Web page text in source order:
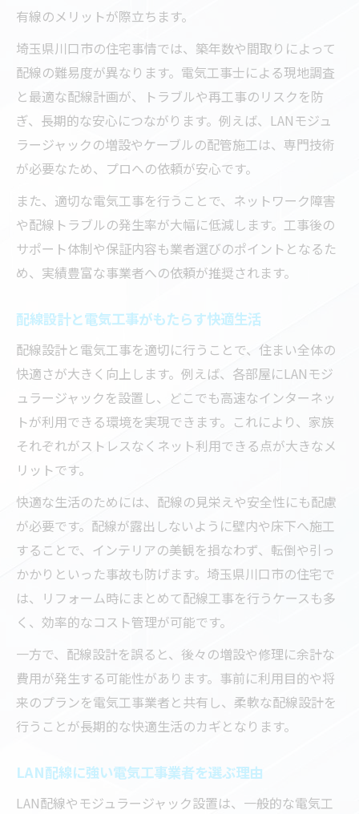
納得できる電気工事費用を選ぶコツ
電気工事の費用比較で後悔しない選択を
見積もり時に重要な電気工事費用のポイン
ト
電気工事費用の落とし穴と回避策
配線作業時に注意したい現場のコツ
ント
配線作業時に大切な電気工事の基礎知識
電気工事士が教える現場作業の注意点
電気工事で防げる配線トラブルの回避法
有線のメリットが際立ちます。
埼玉県川口市の住宅事情では、築年数や間取りによって
配線の難易度が異なります。電気工事士による現地調査
と最適な配線計画が、トラブルや再工事のリスクを防
ぎ、長期的な安心につながります。例えば、LANモジュ
ラージャックの増設やケーブルの配管施工は、専門技術
が必要なため、プロへの依頼が安心です。
また、適切な電気工事を行うことで、ネットワーク障害
や配線トラブルの発生率が大幅に低減します。工事後の
サポート体制や保証内容も業者選びのポイントとなるた
め、実績豊富な事業者への依頼が推奨されます。
配線設計と電気工事がもたらす快適生活
配線設計と電気工事を適切に行うことで、住まい全体の
快適さが大きく向上します。例えば、各部屋にLANモジ
ュラージャックを設置し、どこでも高速なインターネッ
トが利用できる環境を実現できます。これにより、家族
それぞれがストレスなくネット利用できる点が大きなメ
リットです。
快適な生活のためには、配線の見栄えや安全性にも配慮
が必要です。配線が露出しないように壁内や床下へ施工
することで、インテリアの美観を損なわず、転倒や引っ
かかりといった事故も防げます。埼玉県川口市の住宅で
は、リフォーム時にまとめて配線工事を行うケースも多
く、効率的なコスト管理が可能です。
一方で、配線設計を誤ると、後々の増設や修理に余計な
費用が発生する可能性があります。事前に利用目的や将
来のプランを電気工事業者と共有し、柔軟な配線設計を
行うことが長期的な快適生活のカギとなります。
LAN配線に強い電気工事業者を選ぶ理由
LAN配線やモジュラージャック設置は、一般的な電気工